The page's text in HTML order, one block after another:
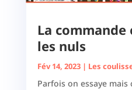
La commande
les nuls
Fév 14, 2023| Les
Parfois on essaye mais